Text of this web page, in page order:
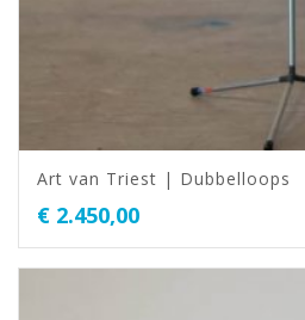
Art van Triest | Dubbelloops
€ 2.450,00